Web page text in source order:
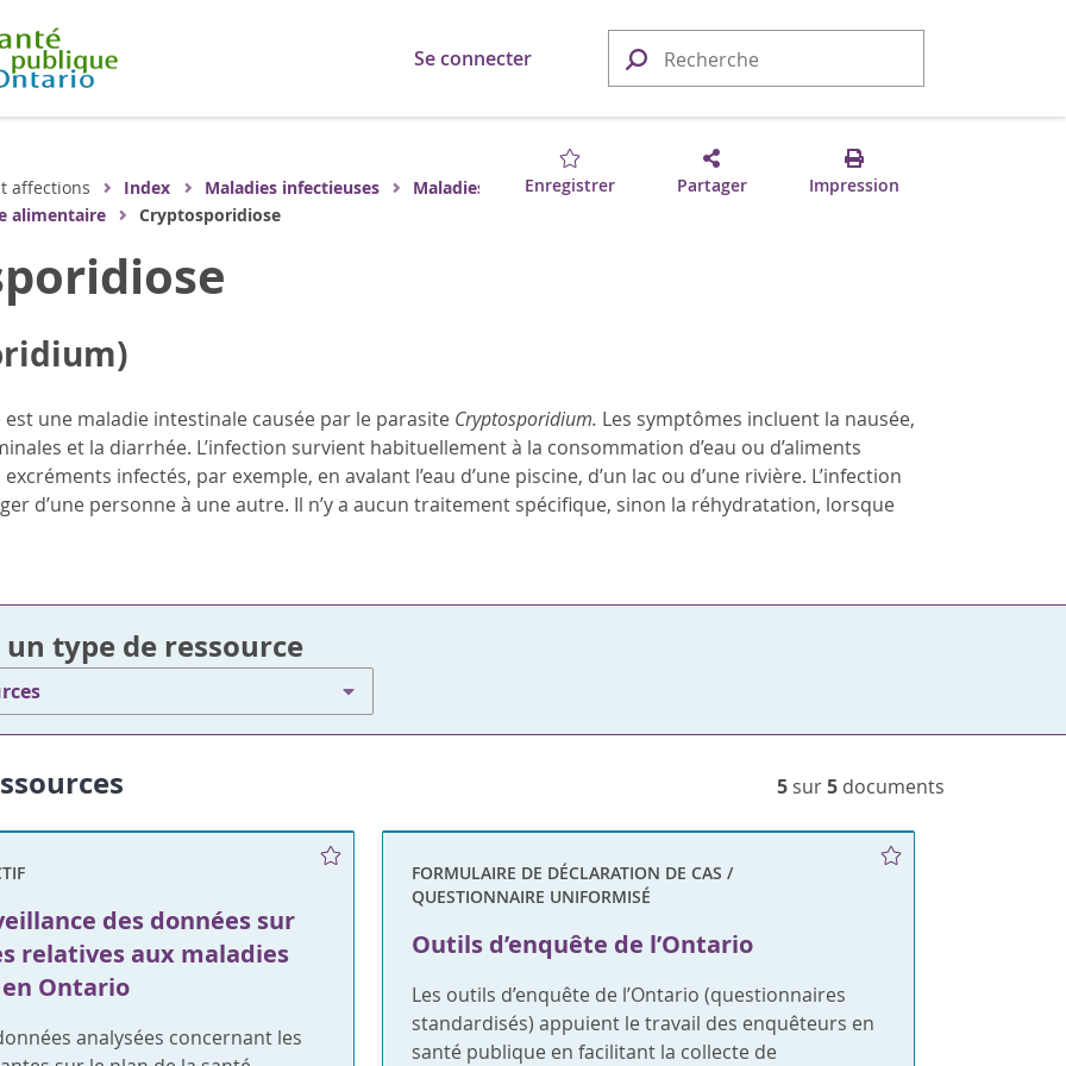
Se connecter
Enregistrer Partager Impression
affections Index Maladies infectieuses
Maladies
alimentaire
Cryptosporidiose
une maladie intestinale causée par le parasite Cryptosporidium. Les symptômes incluent la nausée,
et la diarrhée. L’infection survient habituellement à la consommation d’eau ou d’aliments
infectés, par exemple, en avalant l’eau d’une piscine, d’un lac ou d’une rivière. L’infection
d’une personne à une autre. Il n’y a aucun traitement spécifique, sinon la réhydratation, lorsque
type de ressource
5sur5documents
des données sur
relatives aux maladies
Ontario
analysées concernant les
FORMULAIRE DE DÉCLARATION DE CAS /
QUESTIONNAIRE UNIFORMISÉ
Outils d’enquête de l’Ontario
Les outils d’enquête de l’Ontario (questionnaires
standardisés) appuient le travail des enquêteurs en
santé publique en facilitant la collecte de